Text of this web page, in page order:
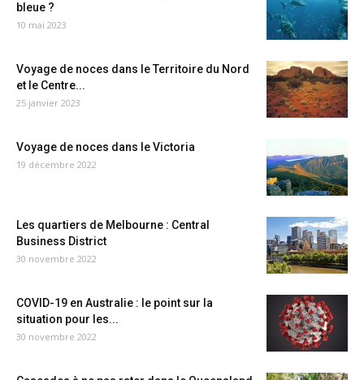
bleue ?
10 mai 2023
Voyage de noces dans le Territoire du Nord
et le Centre...
25 janvier 2023
Voyage de noces dans le Victoria
19 décembre 2022
Les quartiers de Melbourne : Central
Business District
30 novembre 2022
COVID-19 en Australie : le point sur la
situation pour les...
30 novembre 2022